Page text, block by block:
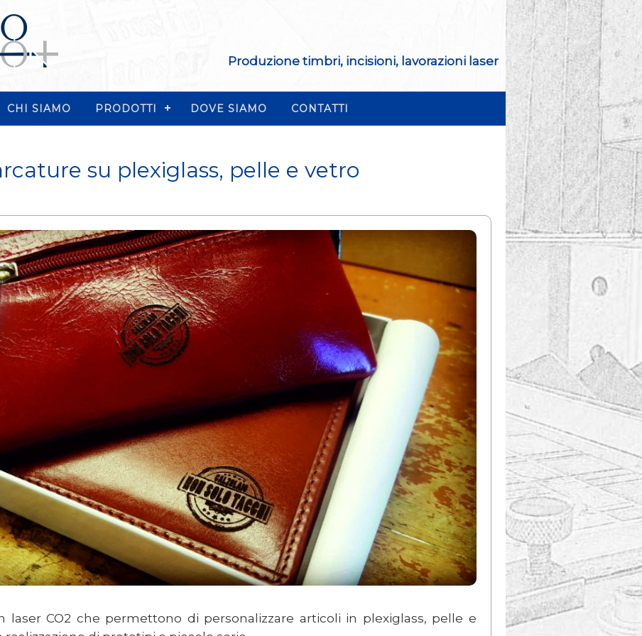
Produzione timbri, incisioni, lavorazioni laser
CHI SIAMO PRODOTTI DOVE SIAMO CONTATTI
su plexiglass, pelle e vetro
laser CO2 che permettono di personalizzare articoli in plexiglass, pelle e